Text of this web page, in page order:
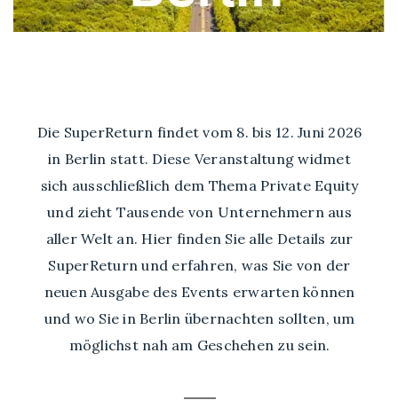
Die SuperReturn findet vom 8. bis 12. Juni 2026
in Berlin statt. Diese Veranstaltung widmet
sich ausschließlich dem Thema Private Equity
und zieht Tausende von Unternehmern aus
aller Welt an. Hier finden Sie alle Details zur
SuperReturn und erfahren, was Sie von der
neuen Ausgabe des Events erwarten können
und wo Sie in Berlin übernachten sollten, um
möglichst nah am Geschehen zu sein.